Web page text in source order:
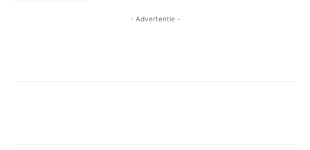
- Advertentie -